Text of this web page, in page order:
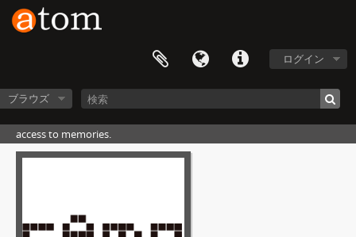
ログイン
ブラウズ
access to memories.
[ファイル] N09 - アルバム#09, 1974-04-01 - 1974-08-31